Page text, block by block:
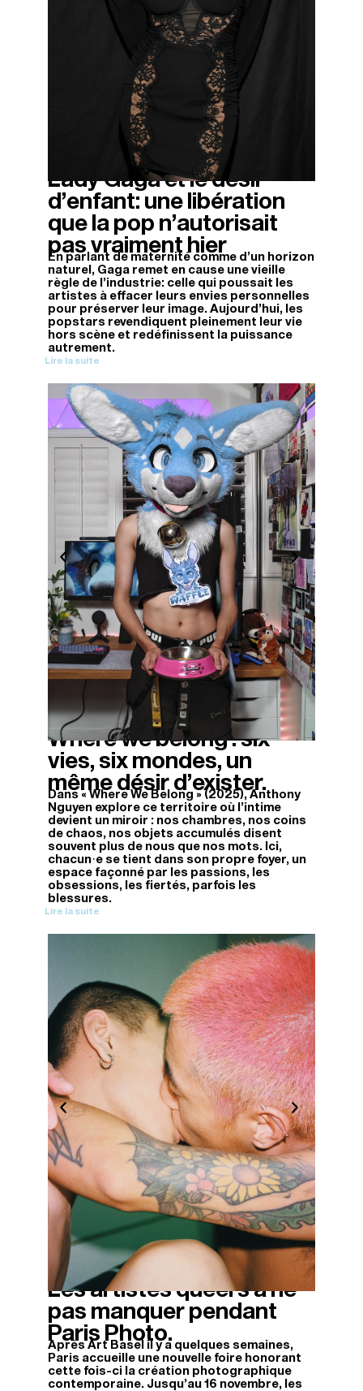
Lady Gaga et le désir
d’enfant: une libération
que la pop n’autorisait
pas vraiment hier
En parlant de maternité comme d'un horizon
naturel, Gaga remet en cause une vieille
règle de l'industrie: celle qui poussait les
artistes à effacer leurs envies personnelles
pour préserver leur image. Aujourd'hui, les
popstars revendiquent pleinement leur vie
hors scène et redéfinissent la puissance
autrement.
Lire la suite
14/11/2025
Where we belong : six
vies, six mondes, un
même désir d’exister.
Dans « Where We Belong » (2025), Anthony
Nguyen explore ce territoire où l’intime
devient un miroir : nos chambres, nos coins
de chaos, nos objets accumulés disent
souvent plus de nous que nos mots. Ici,
chacun·e se tient dans son propre foyer, un
espace façonné par les passions, les
obsessions, les fiertés, parfois les
blessures.
Lire la suite
13/11/2025
Les artistes queers à ne
pas manquer pendant
Paris Photo.
Après Art Basel il y a quelques semaines,
Paris accueille une nouvelle foire honorant
cette fois-ci la création photographique
contemporaine. Jusqu’au 16 novembre, les